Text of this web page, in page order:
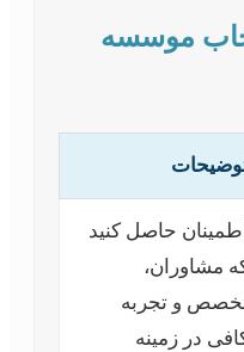
موسسه
اطمینان حاصل کنید
مشاوران،
و تجربه
در زمینه